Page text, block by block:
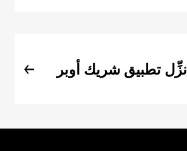
نزِّل تطبيق شريك أوبر